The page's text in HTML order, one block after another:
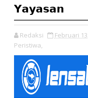
𝗬𝗮𝘆𝗮𝘀𝗮𝗻
Redaksi Februari
Peristiwa,